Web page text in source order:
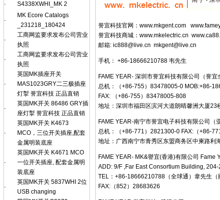
·
S4338XWHI_MK 2
·
MK Ecore Catalogs
_231218_180424
·
工商网监要求发布公司营业
执照
·
工商网监要求发布公司营业
执照
·
英国MK插座开关
MAS1023GRY二三极插座
灯掣 誉宜科技 正品直销
·
英国MK开关 86486 GRY插
座灯掣 誉宜科技 正品直销
·
英国MK开关 K4673
MCO，三位开关插座,配套
金属明装底座
·
英国MK开关 K4671 MCO
一位开关插座, 配套金属明
装底座
·
英国MK开关 5837WHI 2位
USB changing
誉宜科技官网： www.mkgent.com
誉宜科技商城： www.mkelectric.cn
邮箱: ic888@live.cn mkgent@live.cn
手机： +86-18666210788 韦先生
FAME YEAR- 深圳市誉宜科技有限公司（誉
总机：（+86-755）83478005-0 MOB:+86-
FAX: （+86-755）83478005-808
地址：深圳市福田区滨河大道朗晴馨洲大厦23
FAME YEAR-南宁市誉宜电子科技有限公司（
总机：（+86-771）2821300-0 FAX:（+86-
地址：广西南宁市青秀区东盟商务区中柬路利
FAME YEAR- MK&譽宜(香港)有限公司
ADD: 9/F ,Far East Consortium Building,
TEL：+86-18666210788（全球通）韋先生（
FAX:（852）28683626